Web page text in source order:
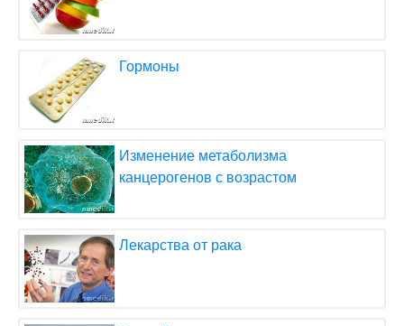
Гормоны
Изменение метаболизма
канцерогенов с возрастом
Лекарства от рака